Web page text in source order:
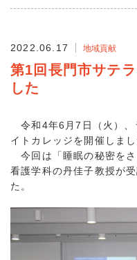
2022.06.17 地域貢献
第1回長門市サテ
した
令和4年6月7日（火）、
イトカレッジを開催しまし
今回は「睡眠の秘密を
看護学科の丹佳子教授が
た。